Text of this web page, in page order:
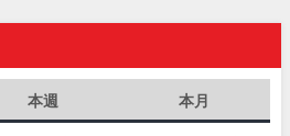
本週 本月